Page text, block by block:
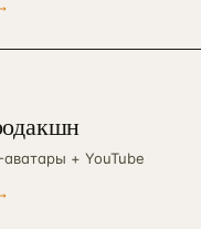
+ YouTube